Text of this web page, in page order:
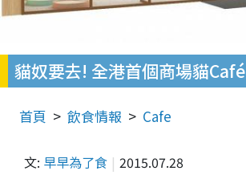
貓奴要去! 全港首個商場貓Café
首頁 飲食情報 Cafe
文: 早早為了食 2015.07.28